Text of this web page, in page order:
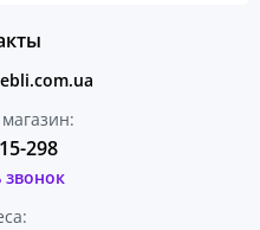
298
звонок